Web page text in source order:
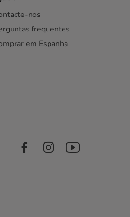
nos
frequentes
em Espanha